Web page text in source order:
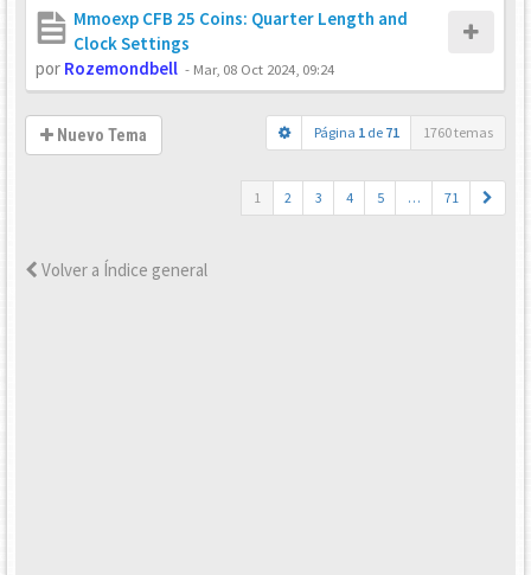
Mmoexp CFB 25 Coins: Quarter Length and
Clock Settings
por Rozemondbell - Mar, 08 Oct 2024, 09:24
Nuevo Tema Página 1 de 71 1760 temas
1 2 3 4 5 … 71
Volver a Índice general